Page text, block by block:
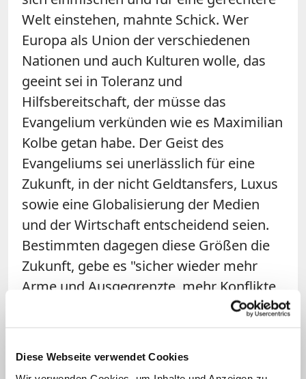
Diese Webseite verwendet Cookies
Welt einstehen, mahnte Schick. Wer
Europa als Union der verschiedenen
Nationen und auch Kulturen wolle, das
geeint sei in Toleranz und
Hilfsbereitschaft, der müsse das
Evangelium verkünden wie es Maximilian
Kolbe getan habe. Der Geist des
Evangeliums sei unerlässlich für eine
Zukunft, in der nicht Geldtansfers, Luxus
sowie eine Globalisierung der Medien
und der Wirtschaft entscheidend seien.
Bestimmten dagegen diese Größen die
Zukunft, gebe es "sicher wieder mehr
Arme und Ausgegrenzte, mehr Konflikte
Versöhnung